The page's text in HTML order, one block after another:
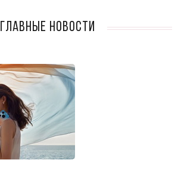
Главные новости